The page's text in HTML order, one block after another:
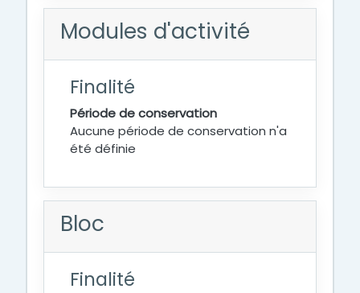
Modules d'activité
Finalité
Période de conservation
Aucune période de conservation n'a
été définie
Bloc
Finalité